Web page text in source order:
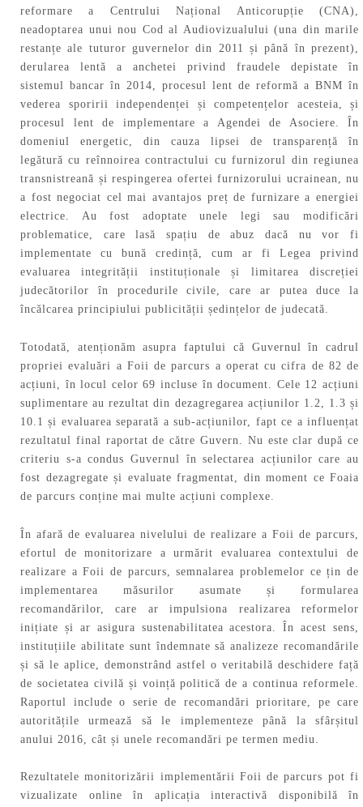
reformare a Centrului Național Anticorupție (CNA),
neadoptarea unui nou Cod al Audiovizualului (una din marile
restanțe ale tuturor guvernelor din 2011 și până în prezent),
derularea lentă a anchetei privind fraudele depistate în
sistemul bancar în 2014, procesul lent de reformă a BNM în
vederea sporirii independenței și competențelor acesteia, și
procesul lent de implementare a Agendei de Asociere. În
domeniul energetic, din cauza lipsei de transparență în
legătură cu reînnoirea contractului cu furnizorul din regiunea
transnistreană și respingerea ofertei furnizorului ucrainean, nu
a fost negociat cel mai avantajos preț de furnizare a energiei
electrice. Au fost adoptate unele legi sau modificări
problematice, care lasă spațiu de abuz dacă nu vor fi
implementate cu bună credință, cum ar fi Legea privind
evaluarea integrității instituționale și limitarea discreției
judecătorilor în procedurile civile, care ar putea duce la
încălcarea principiului publicității ședințelor de judecată.
Totodată, atenționăm asupra faptului că Guvernul în cadrul
propriei evaluări a Foii de parcurs a operat cu cifra de 82 de
acțiuni, în locul celor 69 incluse în document. Cele 12 acțiuni
suplimentare au rezultat din dezagregarea acțiunilor 1.2, 1.3 și
10.1 și evaluarea separată a sub-acțiunilor, fapt ce a influențat
rezultatul final raportat de către Guvern. Nu este clar după ce
criteriu s-a condus Guvernul în selectarea acțiunilor care au
fost dezagregate și evaluate fragmentat, din moment ce Foaia
de parcurs conține mai multe acțiuni complexe.
În afară de evaluarea nivelului de realizare a Foii de parcurs,
efortul de monitorizare a urmărit evaluarea contextului de
realizare a Foii de parcurs, semnalarea problemelor ce țin de
implementarea măsurilor asumate și formularea
recomandărilor, care ar impulsiona realizarea reformelor
inițiate și ar asigura sustenabilitatea acestora. În acest sens,
instituțiile abilitate sunt îndemnate să analizeze recomandările
și să le aplice, demonstrând astfel o veritabilă deschidere față
de societatea civilă și voință politică de a continua reformele.
Raportul include o serie de recomandări prioritare, pe care
autoritățile urmează să le implementeze până la sfârșitul
anului 2016, cât și unele recomandări pe termen mediu.
Rezultatele monitorizării implementării Foii de parcurs pot fi
vizualizate online în aplicația interactivă disponibilă în